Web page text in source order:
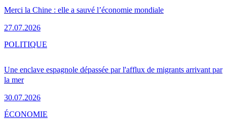
Merci la Chine : elle a sauvé l’économie mondiale
27.07.2026
Une enclave espagnole dépassée par l'afflux de migrants arrivant par
la mer
30.07.2026
POLITIQUE
ÉCONOMIE